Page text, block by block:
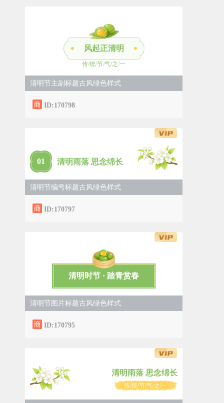
风起正清明
传/统/节/气/之/一
清明节主副标题古风绿色样式
ID:170798
01 清明雨落 思念绵长
清明节编号标题古风绿色样式
ID:170797
清明时节 · 踏青赏春
清明节图片标题古风绿色样式
ID:170795
清明雨落 思念绵长
传/统/节/气/之/一